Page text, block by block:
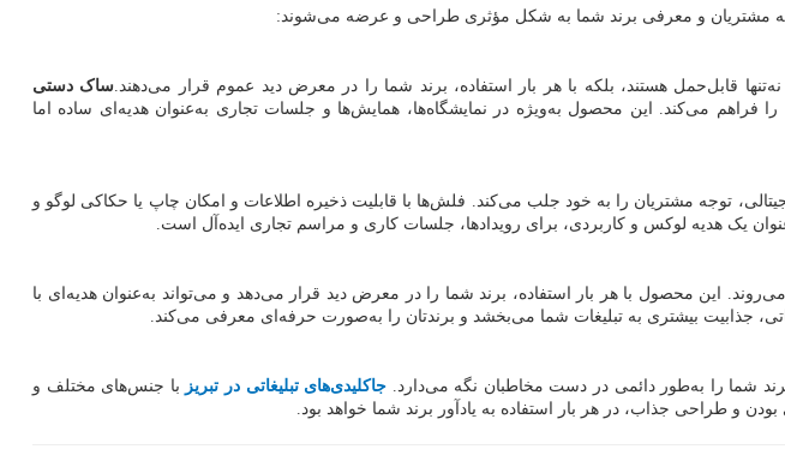
مشتریان و معرفی برند شما به شکل مؤثری طراحی و عرضه می‌شوند:
قابل‌حمل هستند، بلکه با هر بار استفاده، برند شما را در معرض دید عموم قرار می‌دهند. ساک دستی
می‌کند. این محصول به‌ویژه در نمایشگاه‌ها، همایش‌ها و جلسات تجاری به‌عنوان هدیه‌ای ساده اما
توجه مشتریان را به خود جلب می‌کند. فلش‌ها با قابلیت ذخیره اطلاعات و امکان چاپ یا حکاکی لوگو و
یک هدیه لوکس و کاربردی، برای رویدادها، جلسات کاری و مراسم تجاری ایده‌آل است.
این محصول با هر بار استفاده، برند شما را در معرض دید قرار می‌دهد و می‌تواند به‌عنوان هدیه‌ای با
جذابیت بیشتری به تبلیغات شما می‌بخشد و برندتان را به‌صورت حرفه‌ای معرفی می‌کند.
شما را به‌طور دائمی در دست مخاطبان نگه می‌دارد.
با جنس‌های مختلف و
و طراحی جذاب، در هر بار استفاده به یادآور برند شما خواهد بود.